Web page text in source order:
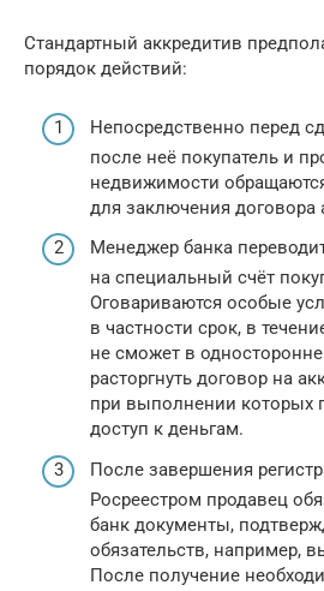
Стандартный аккредитив
порядок действий:
Непосредственно перед
после неё покупатель и
недвижимости
для заключения договора
Менеджер банка
на специальный счёт
Оговариваются особые
в частности срок, в
не сможет в
расторгнуть договор на
при выполнении которых
доступ к деньгам.
После завершения
Росреестром продавец
банк документы,
обязательств, например,
После получение